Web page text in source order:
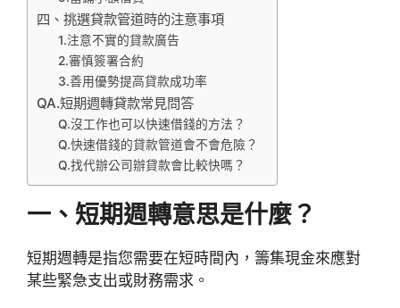
四、挑選貸款管道時的注意事項
1.注意不實的貸款廣告
2.審慎簽署合約
3.善用優勢提高貸款成功率
QA.短期週轉貸款常見問答
Q.沒工作也可以快速借錢的方法？
Q.快速借錢的貸款管道會不會危險？
Q.找代辦公司辦貸款會比較快嗎？
一、短期週轉意思是什麼？
短期週轉是指您需要在短時間內，籌集現金來應對
某些緊急支出或財務需求。